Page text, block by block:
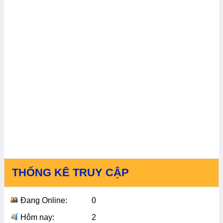
THỐNG KÊ TRUY CẬP
Đang Online:
0
Hôm nay:
2